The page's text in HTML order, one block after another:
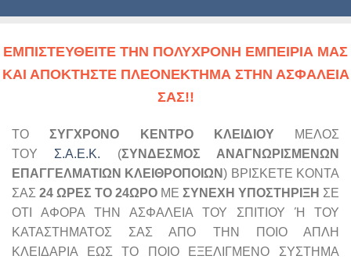
ΕΜΠΙΣΤΕΥΘΕΙΤΕ ΤΗΝ ΠΟΛΥΧΡΟΝΗ ΕΜΠΕΙΡΙΑ ΜΑΣ
ΚΑΙ ΑΠΟΚΤΗΣΤΕ ΠΛΕΟΝΕΚΤΗΜΑ ΣΤΗΝ ΑΣΦΑΛΕΙΑ
ΣΑΣ!!
ΤΟΣΥΓΧΡΟΝΟ ΚΕΝΤΡΟ ΚΛΕΙΔΙΟΥ ΜΕΛΟΣ
TOY Σ.Α.Ε.Κ. (ΣΥΝΔΕΣΜΟΣ ΑΝΑΓΝΩΡΙΣΜΕΝΩΝ
ΕΠΑΓΓΕΛΜΑΤΙΩΝ ΚΛΕΙΘΡΟΠΟΙΩΝ) ΒΡΙΣΚΕΤΕ ΚΟΝΤΑ
ΣΑΣ 24 ΩΡΕΣ ΤΟ 24ΩΡΟ ΜΕ ΣΥΝΕΧΗ ΥΠΟΣΤΗΡΙΞΗ ΣΕ
ΟΤΙ ΑΦΟΡΑ ΤΗΝ ΑΣΦΑΛΕΙΑ ΤΟΥ ΣΠΙΤΙΟΥ Ή ΤΟΥ
ΚΑΤΑΣΤΗΜΑΤΟΣ ΣΑΣ ΑΠΟ ΤΗΝ ΠΟΙΟ ΑΠΛΗ
ΚΛΕΙΔΑΡΙΑ ΕΩΣ ΤΟ ΠΟΙΟ ΕΞΕΛΙΓΜΕΝΟ ΣΥΣΤΗΜΑ